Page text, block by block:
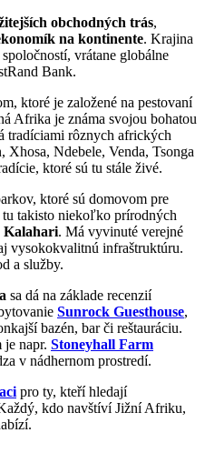
obchodných trás,
na kontinente. Krajina
vrátane globálne
Bank.
ktoré je založené na pestovaní
Afrika je známa svojou bohatou
tradíciami rôznych afrických
Xhosa, Ndebele, Venda, Tsonga
ktoré sú tu stále živé.
ktoré sú domovom pre
tu takisto niekoľko prírodných
Kalahari. Má vyvinuté verejné
vysokokvalitnú infraštruktúru.
a služby.
sa dá na základe recenzií
Sunrock Guesthouse,
bazén, bar či reštauráciu.
napr. Stoneyhall Farm
v nádhernom prostredí.
pro ty, kteří hledají
kdo navštíví Jižní Afriku,